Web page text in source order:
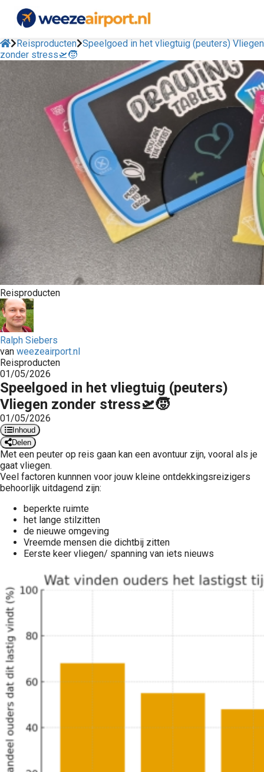
Reisproducten Speelgoed in het vliegtuig (peuters) Vliegen
zonder stress🛫🧒
Reisproducten
Ralph Siebers
van weezeairport.nl
Reisproducten
01/05/2026
Speelgoed in het vliegtuig (peuters)
Vliegen zonder stress🛫🧒
01/05/2026
Inhoud
Delen
Met een peuter op reis gaan kan een avontuur zijn, vooral als je
gaat vliegen.
Veel factoren kunnnen voor jouw kleine ontdekkingsreizigers
behoorlijk uitdagend zijn:
beperkte ruimte
het lange stilzitten
de nieuwe omgeving
Vreemde mensen die dichtbij zitten
Eerste keer vliegen/ spanning van iets nieuws